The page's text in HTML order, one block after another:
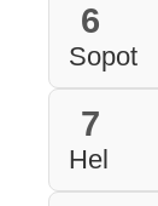
6
Sopot
7
Hel